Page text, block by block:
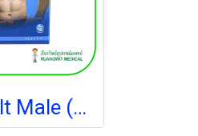
LP Rib Belt Male (M910) เข็มขัดพยุงหน้าอกและซี่โครงสำหรับผู้ชาย